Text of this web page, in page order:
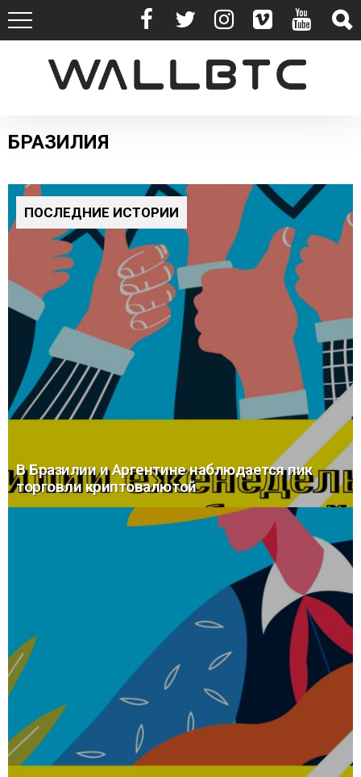
БРАЗИЛИЯ
ПОСЛЕДНИЕ ИСТОРИИ
В Бразилии и Аргентине наблюдается пик
торговли криптовалютой